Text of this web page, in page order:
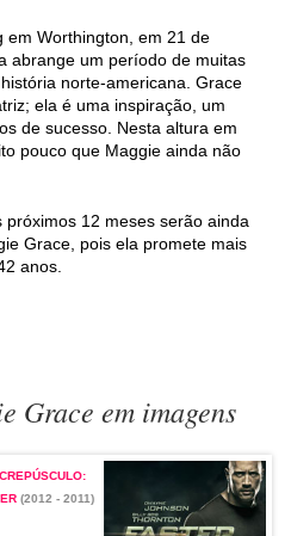
em Worthington, em 21 de
abrange um período de muitas
norte-americana. Grace
ela é uma inspiração, um
de sucesso. Nesta altura em
pouco que Maggie ainda não
12 meses serão ainda
Grace, pois ela promete mais
anos.
Grace em imagens
(2012 - 2011)